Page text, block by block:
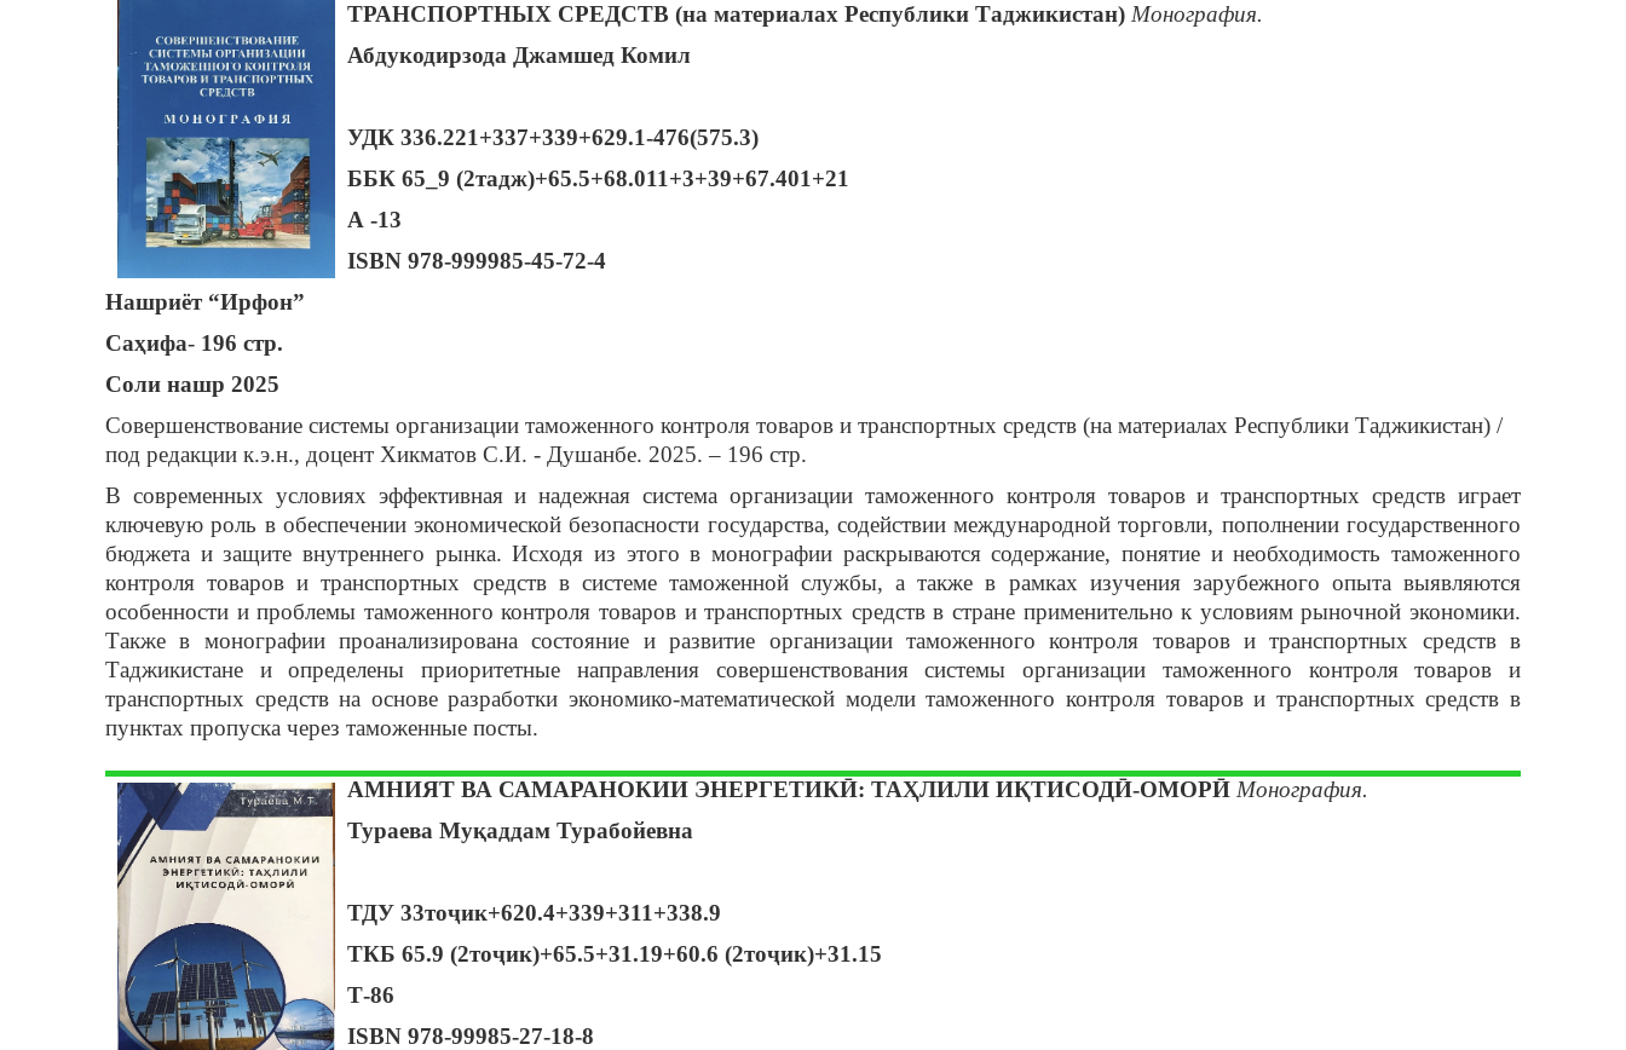
ТРАНСПОРТНЫХ СРЕДСТВ (на материалах Республики Таджикистан) Монография.
Абдукодирзода Джамшед Комил
УДК 336.221+337+339+629.1-476(575.3)
ББК 65_9 (2тадж)+65.5+68.011+3+39+67.401+21
А -13
ISBN 978-999985-45-72-4
Нашриёт “Ирфон”
Саҳифа- 196 стр.
Соли нашр 2025
Совершенствование системы организации таможенного контроля товаров и транспортных средств (на материалах Республики Таджикистан) /
под редакции к.э.н., доцент Хикматов С.И. - Душанбе. 2025. – 196 стр.
В современных условиях эффективная и надежная система организации таможенного контроля товаров и транспортных средств играет
ключевую роль в обеспечении экономической безопасности государства, содействии международной торговли, пополнении государственного
бюджета и защите внутреннего рынка. Исходя из этого в монографии раскрываются содержание, понятие и необходимость таможенного
контроля товаров и транспортных средств в системе таможенной службы, а также в рамках изучения зарубежного опыта выявляются
особенности и проблемы таможенного контроля товаров и транспортных средств в стране применительно к условиям рыночной экономики.
Также в монографии проанализирована состояние и развитие организации таможенного контроля товаров и транспортных средств в
Таджикистане и определены приоритетные направления совершенствования системы организации таможенного контроля товаров и
транспортных средств на основе разработки экономико-математической модели таможенного контроля товаров и транспортных средств в
пунктах пропуска через таможенные посты.
АМНИЯТ ВА САМАРАНОКИИ ЭНЕРГЕТИКӢ: ТАҲЛИЛИ ИҚТИСОДӢ-ОМОРӢ Монография.
Тураева Муқаддам Турабойевна
ТДУ 33тоҷик+620.4+339+311+338.9
ТКБ 65.9 (2тоҷик)+65.5+31.19+60.6 (2тоҷик)+31.15
Т-86
ISBN 978-99985-27-18-8